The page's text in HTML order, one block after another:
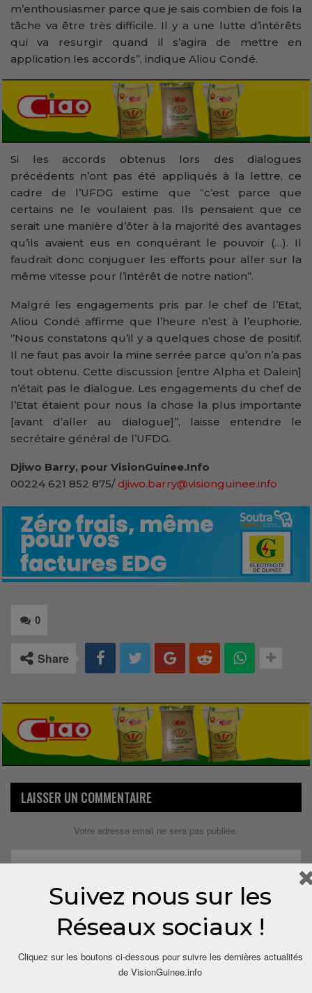
m’enthousiasmer parce que je sais combien de fois la
tâche va être très difficile. Il y a une lutte d’intérêts
qui va resurgir quand il s’agira de mettre en
application les accords’’, indique Aliou Condé.
Si les accords obtenus lors des dialogues
précédents n’ont pas été appliqués à la lettre, ce
cadre de l’UFDG estime que “c’est parce que
certains ne le voulaient pas. Ils pensaient que ce
serait une manière d’ôter à la majorité des avantages
qu’ils avaient eus en conquérant le pouvoir (…). Il
faudrait donc conjuguer les efforts pour aller sur la
même vitesse pour l’intérêt de notre nation’’.
Malgré les engagements pris par le chef de l’Etat,
Aliou Condé affirme que l’heure n’est à l’euphorie.
‘’Nous constatons qu’il y a quelques chose de positif.
Il ne faut pas avoir la mine serrée parce qu’on n’a pas
tout obtenu. Cette discussion [entre Alpha et Dalein]
n’était pas le dialogue. Les engagements du chef de
l’Etat étaient pour nous la chose la plus importante
[avant d’aller au dialogue]’’, laisse entendre le
secrétaire général de l’UFDG.
Djiwo Barry, pour VisionGuinee.Info
00224 621 852 875/djiwo.barry@visionguinee.info
0
Share
LAISSER UN COMMENTAIRE
Votre adresse email ne sera pas publiée.
Suivez nous sur les
Réseaux sociaux !
Cliquez sur les boutons ci-dessous pour suivre les dernières actualités
de VisionGuinee.info